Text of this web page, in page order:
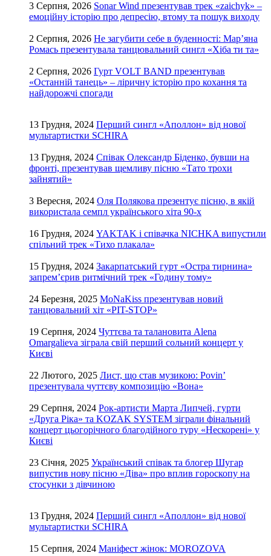
3 Серпня, 2026 Sonar Wind презентував трек «zaichyk» –
емоційну історію про депресію, втому та пошук виходу
2 Серпня, 2026 Не загубити себе в буденності: Мар’яна
Ромась презентувала танцювальний сингл «Хіба ти та»
2 Серпня, 2026 Гурт VOLT BAND презентував
«Останній танець» – ліричну історію про кохання та
найдорожчі спогади
13 Грудня, 2024 Перший сингл «Аполлон» від нової
мультартистки SCHIRA
13 Грудня, 2024 Співак Олександр Біденко, бувши на
фронті, презентував щемливу пісню «Тато трохи
зайнятий»
3 Вересня, 2024 Оля Полякова презентує пісню, в якій
використала семпл українського хіта 90-х
16 Грудня, 2024 YAKTAK і співачка NICHKA випустили
спільний трек «Тихо плакала»
15 Грудня, 2024 Закарпатський гурт «Остра тирнина»
запрем’єрив ритмічний трек «Годину тому»
24 Березня, 2025 MoNaKiss презентував новий
танцювальний хіт «PIT-STOP»
19 Серпня, 2024 Чуттєва та талановита Alena
Omargalieva зіграла свій перший сольний концерт у
Києві
22 Лютого, 2025 Лист, що став музикою: Povin’
презентувала чуттєву композицію «Вона»
29 Серпня, 2024 Рок-артисти Марта Липчей, гурти
«Друга Ріка» та KOZAK SYSTEM зіграли фінальний
концерт цьогорічного благодійного туру «Нескорені» у
Києві
23 Січня, 2025 Український співак та блогер Шугар
випустив нову пісню «Діва» про вплив гороскопу на
стосунки з дівчиною
13 Грудня, 2024 Перший сингл «Аполлон» від нової
мультартистки SCHIRA
15 Серпня, 2024 Маніфест жінок: MOROZOVA